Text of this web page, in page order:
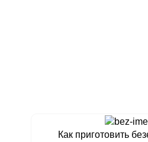
Как приготовить